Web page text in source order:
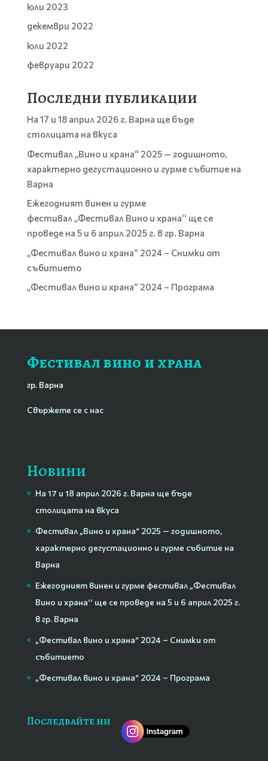
юли 2023
декември 2022
юли 2022
февруари 2022
Последни публикации
На 17 и 18 април 2026 г. Варна ще бъде
столицата на вкуса
Фестивал „Вино и храна“ 2025 — годишното,
характерно дегустационно и гурме събитие на
Варна
Ежегодният винен и гурме
фестивал „Фестивал Вино и храна‘‘ ще се
проведе на 5 и 6 април 2025 г. в гр. Варна
„Фестивал вино и храна“ 2024 – Снимки от
събитието
„Фестивал вино и храна“ 2024 – Програма
Фестивал вино и храна
гр. Варна
Свържете се с нас
Новини
На 17 и 18 април 2026 г. Варна ще бъде
столицата на вкуса
Фестивал „Вино и храна“ 2025 — годишното,
характерно дегустационно и гурме събитие на
Варна
Ежегодният винен и гурме фестивал „Фестивал
Вино и храна‘‘ ще се проведе на 5 и 6 април 2025 г.
в гр. Варна
„Фестивал вино и храна“ 2024 – Снимки от
събитието
„Фестивал вино и храна“ 2024 – Програма
Последвайте ни